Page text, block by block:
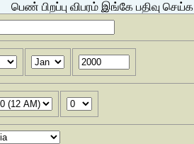
பெண் பிறப்பு விபரம் இங்கே பதிவு செய்க